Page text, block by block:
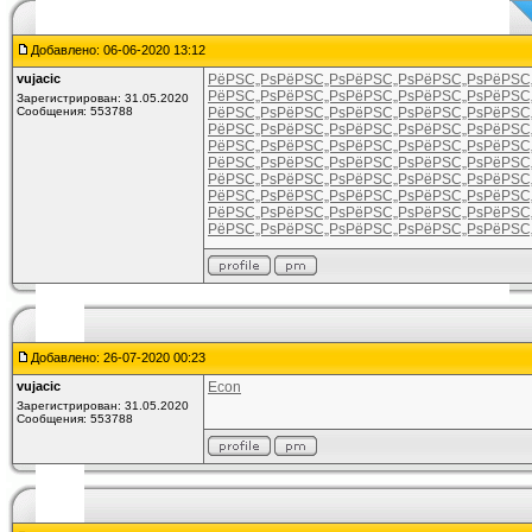
Добавлено: 06-06-2020 13:12
vujacic
Зарегистрирован: 31.05.2020
Сообщения: 553788
РёРЅС„РѕРёРЅС„РѕРёРЅС„РѕРёРЅС„Рѕ
РёРЅС„РѕРёРЅС„РѕРёРЅС„РѕРёРЅС„Рѕ
РёРЅС„РѕРёРЅС„РѕРёРЅС„РѕРёРЅС„Рѕ
РёРЅС„РѕРёРЅС„РѕРёРЅС„РѕРёРЅС„Рѕ
РёРЅС„РѕРёРЅС„РѕРёРЅС„РѕРёРЅС„Рѕ
РёРЅС„РѕРёРЅС„РѕРёРЅС„РѕРёРЅС„Рѕ
РёРЅС„РѕРёРЅС„РѕРёРЅС„РѕРёРЅС„Рѕ
РёРЅС„РѕРёРЅС„РѕРёРЅС„РѕРёРЅС„Рѕ
РёРЅС„РѕРёРЅС„РѕРёРЅС„РѕРёРЅС„Рѕ
РёРЅС„РѕРёРЅС„РѕРёРЅС„РѕРёРЅС„Рѕ
Добавлено: 26-07-2020 00:23
vujacic
Зарегистрирован: 31.05.2020
Сообщения: 553788
Econ